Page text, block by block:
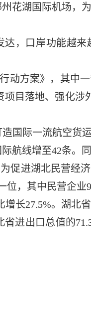
花湖国际机场，
，口岸功能越
动方案》，其中
目落地、强化涉
国际一流航空货
航线增至42条。
促进湖北民营经
，其中民营企业
长27.5%。湖北
进出口总值的